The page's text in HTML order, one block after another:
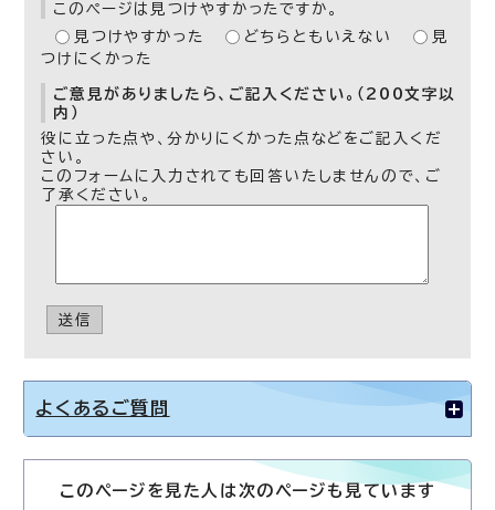
このページは見つけやすかったですか。
見つけやすかった
どちらともいえない
見
つけにくかった
ご意見がありましたら、ご記入ください。（200文字以
内）
役に立った点や、分かりにくかった点などをご記入くだ
さい。
このフォームに入力されても回答いたしませんので、ご
了承ください。
送信
よくあるご質問
このページを見た人は次のページも見ています